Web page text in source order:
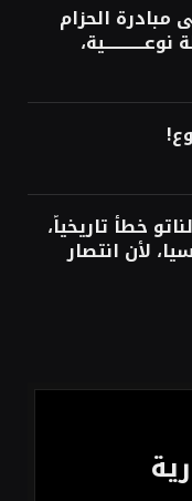
مبادرة الحزام
نهائية، نحو
خطأً تاريخياً،
لأن انتصار
الناتو!محمد